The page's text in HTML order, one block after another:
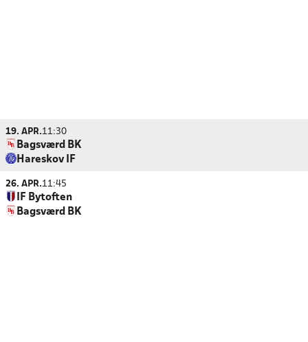
19. APR.11:30
Bagsværd BK
Hareskov IF
26. APR.11:45
IF Bytoften
Bagsværd BK